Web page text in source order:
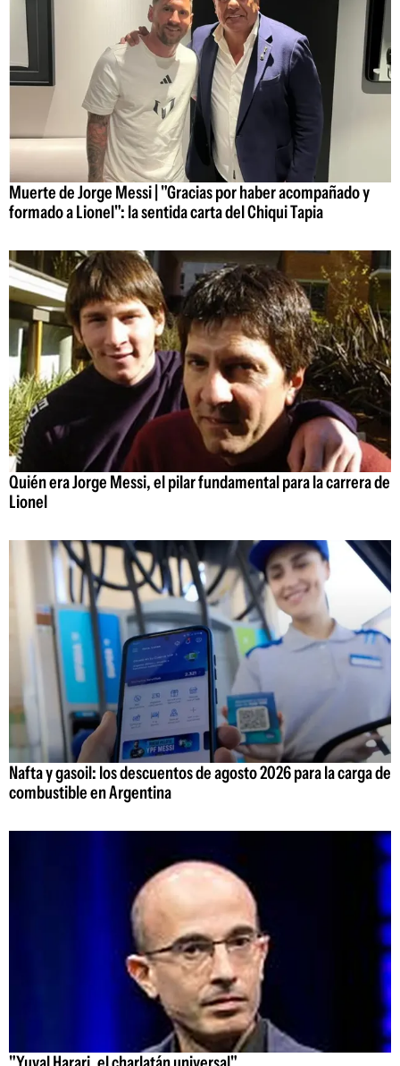
Muerte de Jorge Messi | "Gracias por haber acompañado y
formado a Lionel": la sentida carta del Chiqui Tapia
Quién era Jorge Messi, el pilar fundamental para la carrera de
Lionel
Nafta y gasoil: los descuentos de agosto 2026 para la carga de
combustible en Argentina